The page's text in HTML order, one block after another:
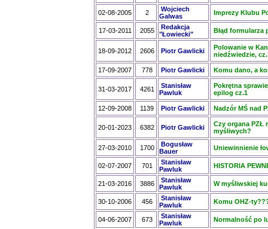
02-08-2005 2
Wojciech
Galwas
Imprezy Klubu
17-03-2011 2055
Redakcja
"Łowiecki"
Błąd formularza
18-09-2012 2606 Piotr Gawlicki
Polowanie w
niedźwiedzie,
17-09-2007 778 Piotr Gawlicki Komu dano, a
31-03-2017 4261
Stanisław
Pawluk
Pokrętna
epilog cz.1
12-09-2008 1139 Piotr Gawlicki Nadzór MŚ nad
20-01-2023 6382 Piotr Gawlicki
Czy organa PZŁ
myśliwych?
27-03-2010 1700
Bogusław
Bauer
Uniewinnienie
02-07-2007 701
Stanisław
Pawluk
HISTORIA
21-03-2016 3886
Stanisław
Pawluk
W myśliwskiej
30-10-2006 456
Stanisław
Pawluk
Komu OHZ-
04-06-2007 673
Stanisław
Pawluk
Normalność po